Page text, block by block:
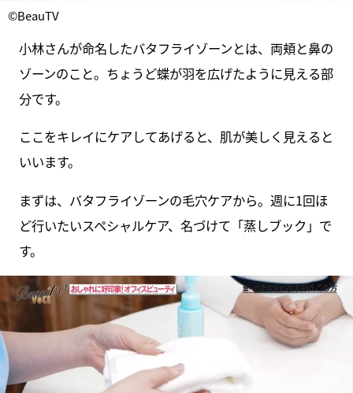
©BeauTV
小林さんが命名したバタフライゾーンとは、両頬と鼻の
ゾーンのこと。ちょうど蝶が羽を広げたように見える部
分です。
ここをキレイにケアしてあげると、肌が美しく見えると
いいます。
まずは、バタフライゾーンの毛穴ケアから。週に1回ほ
ど行いたいスペシャルケア、名づけて「蒸しブック」で
す。